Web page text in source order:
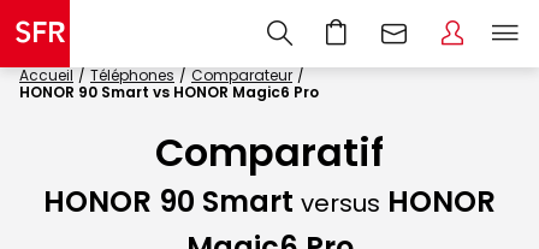
Accueil Téléphones
Comparateur
HONOR 90 Smart vs HONOR Magic6 Pro
Comparatif
HONOR 90 Smart versus HONOR